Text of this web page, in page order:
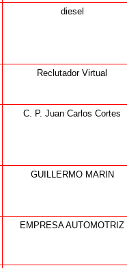
diesel
Reclutador Virtual
C. P. Juan Carlos Cortes
GUILLERMO MARIN
EMPRESA AUTOMOTRIZ